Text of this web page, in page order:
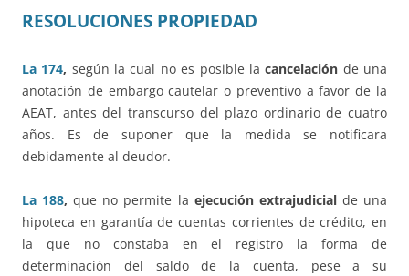
RESOLUCIONES PROPIEDAD
La 174, según la cual no es posible lacancelación de una
anotación de embargo cautelar o preventivo a favor de la
AEAT, antes del transcurso del plazo ordinario de cuatro
años. Es de suponer que la medida se notificara
debidamente al deudor.
La 188,que no permite la ejecución extrajudicialde una
hipoteca en garantía de cuentas corrientes de crédito, en
la que no constaba en el registro la forma de
determinación del saldo de la cuenta, pese a su